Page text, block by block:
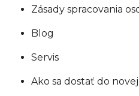
Zásady spracovania
Blog
Servis
Ako sa dostať do